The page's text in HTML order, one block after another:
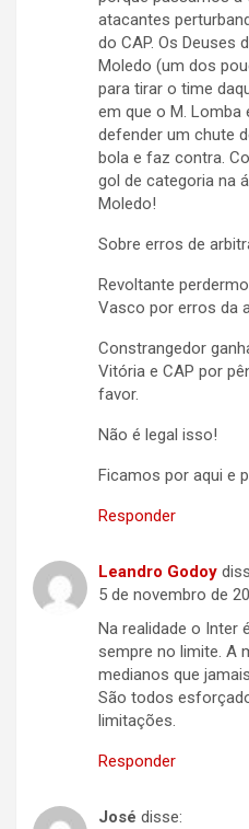
atacantes
do CAP. Os Deuses
Moledo (um dos
para tirar o time
em que o M. Lomba
defender um chute
bola e faz contra.
gol de categoria na
Moledo!
Sobre erros de
Revoltante
Vasco por erros da
Constrangedor
Vitória e CAP por
favor.
Não é legal isso!
Ficamos por aqui e
Responder
Leandro Godoy
5 de novembro de
Na realidade o Inter
sempre no limite. A
medianos que
São todos
limitações.
Responder
José disse: